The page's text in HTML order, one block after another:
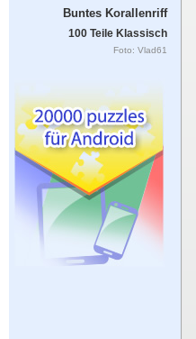
Buntes Korallenriff
100 Teile Klassisch
Foto: Vlad61